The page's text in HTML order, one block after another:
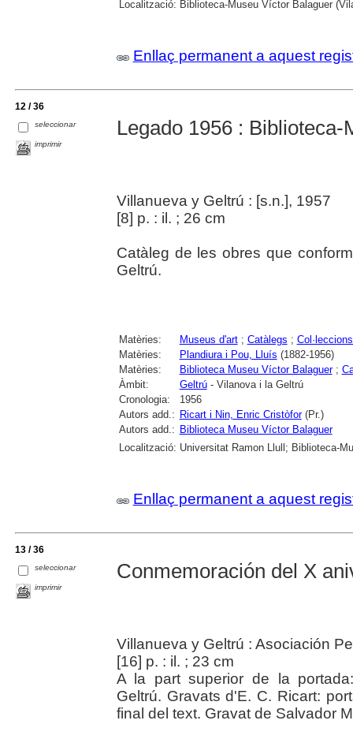
Localització: Biblioteca-Museu Víctor Balaguer
Enllaç permanent a aquest
12 / 36
seleccionar
imprimir
Legado 1956 : Biblioteca-
Villanueva y Geltrú : [s.n.], 1957
[8] p. : il. ; 26 cm
Catàleg de les obres que
Geltrú.
Matèries: Museus d'art; Catàlegs ;
Matèries:
Plandiura i Pou, Lluís (1882-1956)
Matèries:
Biblioteca Museu Víctor Balaguer;
Àmbit:
Geltrú- Vilanova i la Geltrú
Cronologia:
1956
Autors add.: Ricart i Nin, Enric Cristòfor(Pr.)
Autors add.: Biblioteca Museu Víctor Balaguer
Localització: Universitat Ramon Llull; Biblioteca-
Enllaç permanent a aquest
13 / 36
seleccionar
imprimir
Conmemoración del X
Villanueva y Geltrú : Asociación
[16] p. : il. ; 23 cm
A la part superior de la
Geltrú. Gravats d'E. C. Ricart:
final del text. Gravat de Salvador